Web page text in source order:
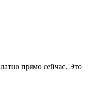
прямо сейчас. Это